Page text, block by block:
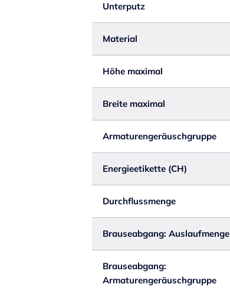
Unterputz
Material
Höhe maximal
Breite maximal
Armaturengeräuschgruppe
Energieetikette (CH)
Durchflussmenge
Brauseabgang: Auslaufmenge
Brauseabgang:
Armaturengeräuschgruppe